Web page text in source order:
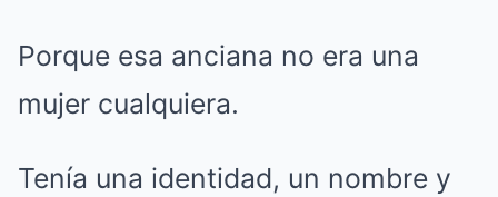
Porque esa anciana no era una
mujer cualquiera.
Tenía una identidad, un nombre y